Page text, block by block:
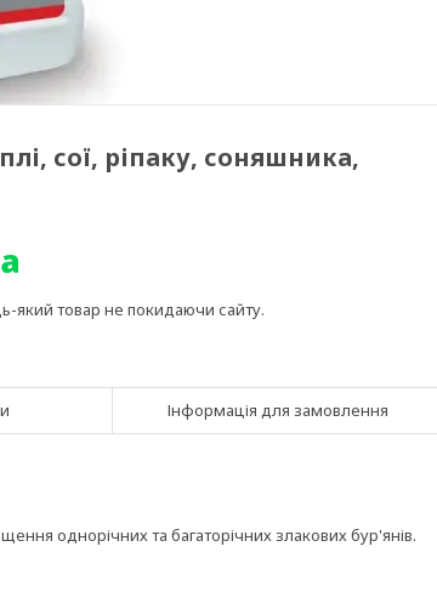
сої, ріпаку, соняшника,
який товар не покидаючи сайту.
Інформація для замовлення
однорічних та багаторічних злакових бур'янів.